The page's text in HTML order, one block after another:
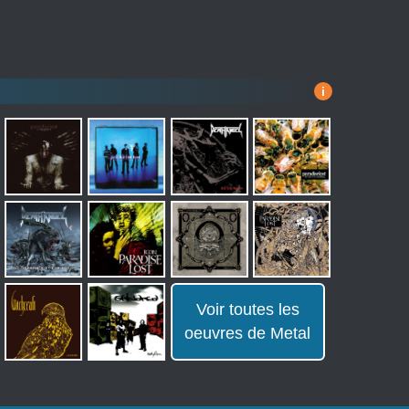
i
Voir toutes les
oeuvres de Metal